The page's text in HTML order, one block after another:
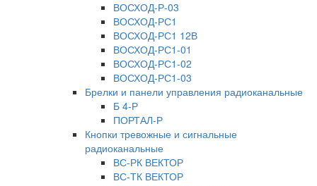
ВОСХОД-Р-03
ВОСХОД-РС1
ВОСХОД-РС1 12В
ВОСХОД-РС1-01
ВОСХОД-РС1-02
ВОСХОД-РС1-03
Брелки и панели управления радиоканальные
Б 4-Р
ПОРТАЛ-Р
Кнопки тревожные и сигнальные
радиоканальные
ВС-РК ВЕКТОР
ВС-ТК ВЕКТОР